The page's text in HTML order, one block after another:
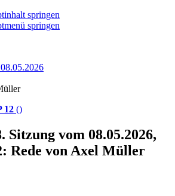
springen
springen
12 ()
Sitzung vom 08.05.2026,
Rede von Axel Müller